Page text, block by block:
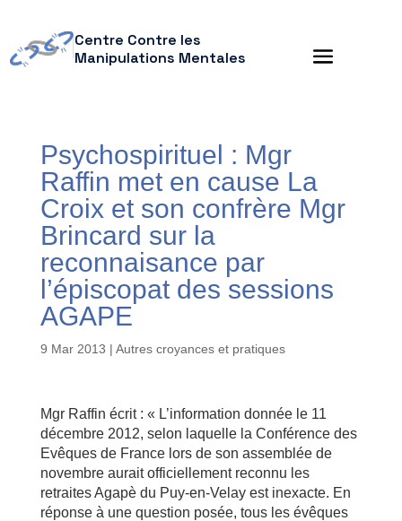
Centre Contre les
Manipulations Mentales
Psychospirituel : Mgr
Raffin met en cause La
Croix et son confrère Mgr
Brincard sur la
reconnaisance par
l’épiscopat des sessions
AGAPE
9 Mar 2013 | Autres croyances et pratiques
Mgr Raffin écrit : « L’information donnée le 11
décembre 2012, selon laquelle la Conférence des
Evêques de France lors de son assemblée de
novembre aurait officiellement reconnu les
retraites Agapè du Puy-en-Velay est inexacte. En
réponse à une question posée, tous les évêques